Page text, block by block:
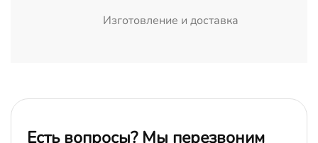
Изготовление и доставка
Есть вопросы? Мы перезвоним